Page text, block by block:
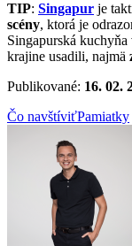
TIP: Singapur je
scény, ktorá je
Singapurská
krajine usadili, najmä
Publikované: 16. 02.
Čo navštíviťPamiatky